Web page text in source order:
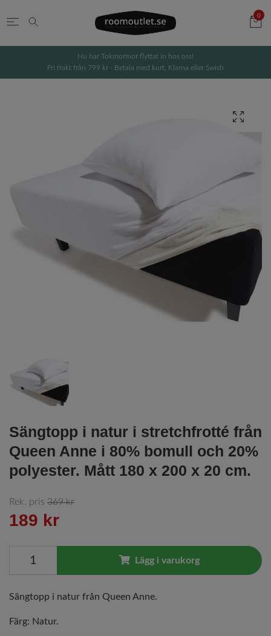
0
Nu har Tokmormor flyttat in hos oss!
Fri frakt från 799 kr - Betala med kort, Klarna eller Swish
Sängtopp i natur i stretchfrotté från
Queen Anne i 80% bomull och 20%
polyester. Mått 180 x 200 x 20 cm.
Rek. pris 369 kr
189 kr
Lägg i varukorg
Sängtopp i natur från Queen Anne.
Färg: Natur.